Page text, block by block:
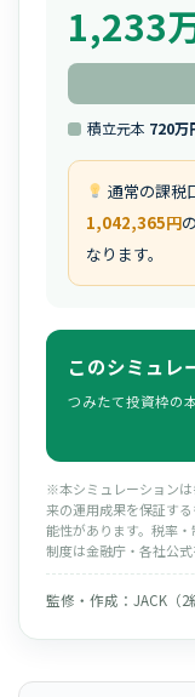
1,233
積立元本 720万
通常の課税
1,042,365円
なります。
このシミュレ
つみたて投資枠の
※本シミュレーション
来の運用成果を保証す
能性があります。税率
制度は金融庁・各社公式
監修・作成：JACK（2